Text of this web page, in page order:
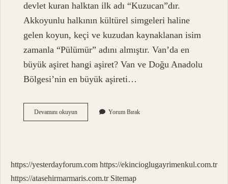
devlet kuran halktan ilk adı “Kuzucan”dır.
Akkoyunlu halkının kültürel simgeleri haline
gelen koyun, keçi ve kuzudan kaynaklanan isim
zamanla “Pülümür” adını almıştır. Van’da en
büyük aşiret hangi aşiret? Van ve Doğu Anadolu
Bölgesi’nin en büyük aşireti…
Devamını okuyunPülümür
Hangi
Yorum Bırak
https://yesterdayforum.com https://ekincioglugayrimenkul.com.tr
https://atasehirmarmaris.com.tr Sitemap